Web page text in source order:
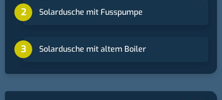
Solardusche mit Fusspumpe
Solardusche mit altem Boiler